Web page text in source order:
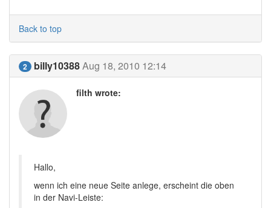
Back to top
2 billy10388Aug 18, 2010 12:14
filth wrote:
Hallo,
wenn ich eine neue Seite anlege, erscheint die oben
in der Navi-Leiste: